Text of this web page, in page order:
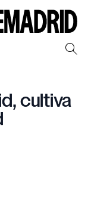
cultiva